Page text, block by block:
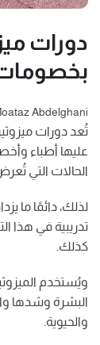
دورات
بخصومات
Abdelghani
تُعد دورات
عليها أطباء
الحالات التي
لذلك، دائمًا ما
تدريبية في هذا
كذلك.
ويُستخدم
البشرة وشدها
والحيوية.